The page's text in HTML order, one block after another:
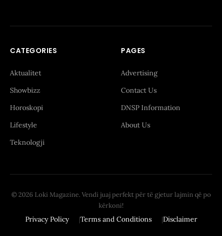
CATEGORIES
Aktualitet
Showbizz
Horoskopi
Lifestyle
Teknologji
PAGES
Advertising
Contact Us
DNSP Information
About Us
© 2026 Loki Magazine. Vendi juaj perfekt për të gjetur lajmin që po
kërkoni!
Privacy Policy Terms and Conditions Disclaimer